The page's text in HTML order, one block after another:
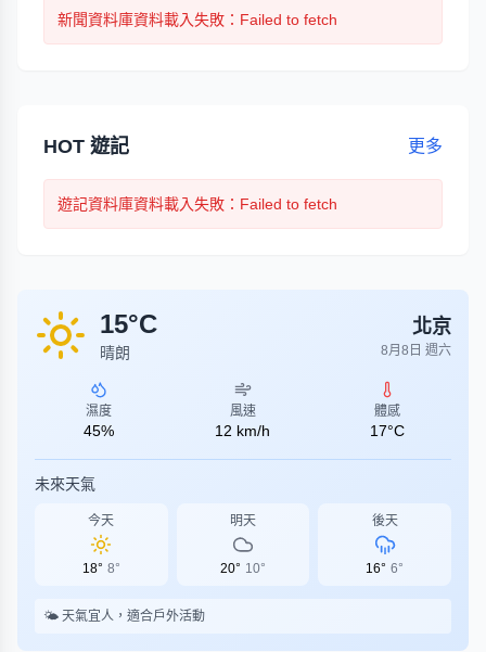
新聞資料庫資料載入失敗 ：Failed to fetch
HOT 遊記 更多
遊記資料庫資料載入失敗 ：Failed to fetch
15°C
晴朗
北京
8月8日 週六
濕度
45%
風速
12 km/h
體感
17°C
未來天氣
今天
18° 8°
明天
20° 10°
後天
16° 6°
🌤️ 天氣宜人，適合戶外活動